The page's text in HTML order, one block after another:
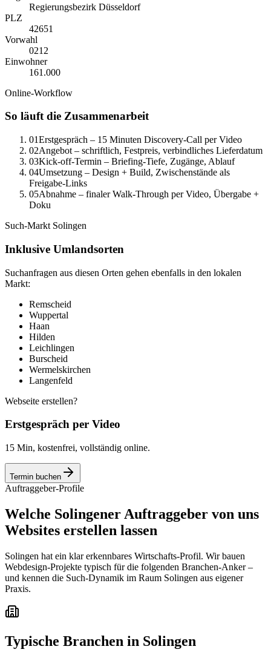
Regierungsbezirk Düsseldorf
PLZ
42651
Vorwahl
0212
Einwohner
161.000
Online-Workflow
So läuft die Zusammenarbeit
01Erstgespräch – 15 Minuten Discovery-Call per Video
02Angebot – schriftlich, Festpreis, verbindliches Lieferdatum
03Kick-off-Termin – Briefing-Tiefe, Zugänge, Ablauf
04Umsetzung – Design + Build, Zwischenstände als
Freigabe-Links
05Abnahme – finaler Walk-Through per Video, Übergabe +
Doku
Such-Markt Solingen
Inklusive Umlandsorten
Suchanfragen aus diesen Orten gehen ebenfalls in den lokalen
Markt:
Remscheid
Wuppertal
Haan
Hilden
Leichlingen
Burscheid
Wermelskirchen
Langenfeld
Webseite erstellen?
Erstgespräch per Video
15 Min, kostenfrei, vollständig online.
Termin buchen
Auftraggeber-Profile
Welche Solingener Auftraggeber von uns
Websites erstellen lassen
Solingen hat ein klar erkennbares Wirtschafts-Profil. Wir bauen
Webdesign-Projekte typisch für die folgenden Branchen-Anker –
und kennen die Such-Dynamik im Raum Solingen aus eigener
Praxis.
Typische Branchen in Solingen